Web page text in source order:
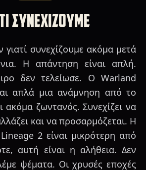
ΣΥΝΕΧΙΖΟΥΜΕ
γιατί συνεχίζουμε ακόμα μετά
Η απάντηση είναι απλή.
δεν τελείωσε. Ο Warland
απλά μια ανάμνηση από το
ακόμα ζωντανός. Συνεχίζει να
και να προσαρμόζεται. Η
2 είναι μικρότερη από
αυτή είναι η αλήθεια. Δεν
ψέματα. Οι χρυσές εποχές